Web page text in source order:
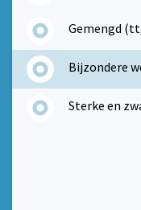
Gemengd
Bijzondere
Sterke en